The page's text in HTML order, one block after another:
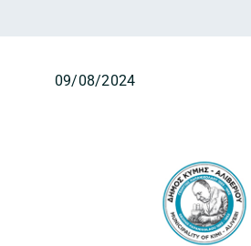
09/08/2024